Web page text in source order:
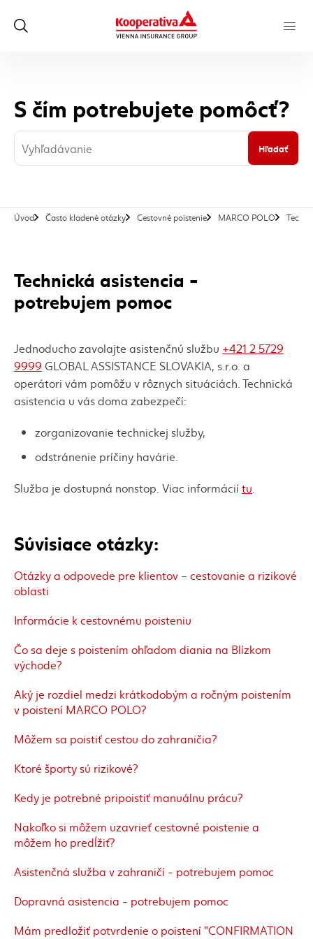
S čím potrebujete pomôcť?
Hľadať
Úvod Často kladené otázky Cestovné poistenie MARCO POLO
Súvisiace otázky:
Otázky a odpovede pre klientov – cestovanie a rizikové
oblasti
Informácie k cestovnému poisteniu
Čo sa deje s poistením ohľadom diania na Blízkom
východe?
Aký je rozdiel medzi krátkodobým a ročným poistením
v poistení MARCO POLO?
Môžem sa poistiť cestou do zahraničia?
Ktoré športy sú rizikové?
Kedy je potrebné pripoistiť manuálnu prácu?
Nakoľko si môžem uzavrieť cestovné poistenie a
môžem ho predĺžiť?
Asistenčná služba v zahraničí - potrebujem pomoc
Dopravná asistencia - potrebujem pomoc
Mám predložiť potvrdenie o poistení "CONFIRMATION
Technická asistencia -
potrebujem pomoc
Jednoducho zavolajte asistenčnú službu +421 2 5729
9999 GLOBAL ASSISTANCE SLOVAKIA, s.r.o. a
operátori vám pomôžu v rôznych situáciách. Technická
asistencia u vás doma zabezpečí:
zorganizovanie technickej služby,
odstránenie príčiny havárie.
Služba je dostupná nonstop. Viac informáciítu